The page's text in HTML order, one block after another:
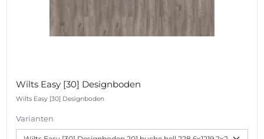
Wilts Easy [30] Designboden
Wilts Easy [30] Designboden
Varianten